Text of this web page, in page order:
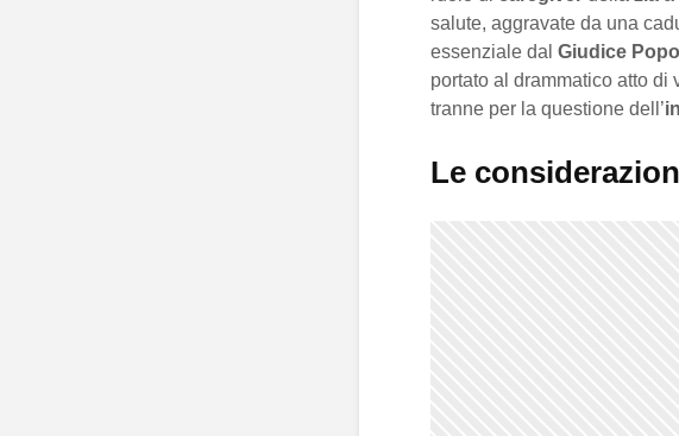
salute, aggravate da una
essenziale dal Giudice
portato al drammatico atto di
tranne per la questione dell’
Le